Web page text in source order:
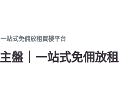
站式免佣放租買樓平台
盤｜一站式免佣放租